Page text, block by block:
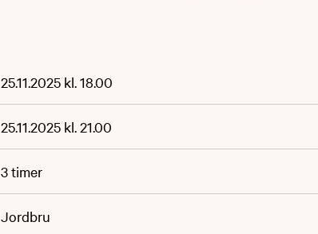
25.11.2025 kl. 18.00
25.11.2025 kl. 21.00
3 timer
Jordbru